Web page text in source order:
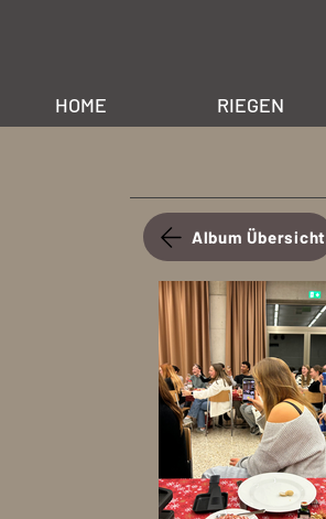
HOME RIEGEN
Album Übersicht